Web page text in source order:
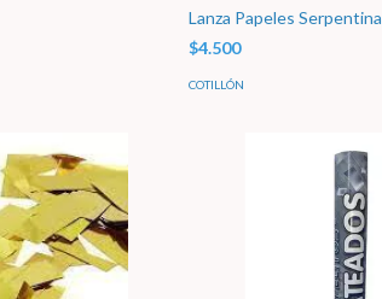
Lanza Papeles Serpentina
$4.500
COTILLÓN